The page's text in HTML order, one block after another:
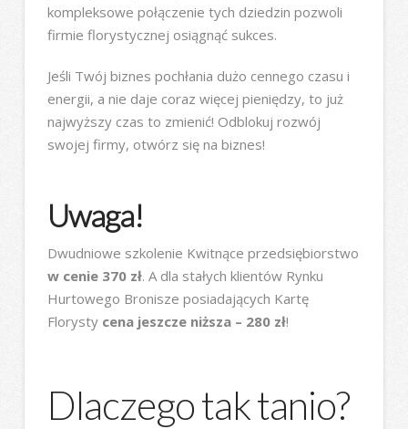
kompleksowe połączenie tych dziedzin pozwoli
firmie florystycznej osiągnąć sukces.
Jeśli Twój biznes pochłania dużo cennego czasu i
energii, a nie daje coraz więcej pieniędzy, to już
najwyższy czas to zmienić! Odblokuj rozwój
swojej firmy, otwórz się na biznes!
Uwaga!
Dwudniowe szkolenie Kwitnące przedsiębiorstwo
w cenie 370 zł. A dla stałych klientów Rynku
Hurtowego Bronisze posiadających Kartę
Florysty cena jeszcze niższa – 280 zł!
Dlaczego tak tanio?